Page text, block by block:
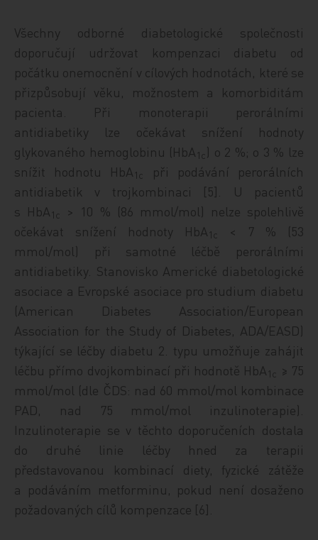
Všechny odborné diabetologické společnosti
doporučují udržovat kompenzaci diabetu od
počátku onemocnění v cílových hodnotách, které se
přizpůsobují věku, možnostem a komorbiditám
pacienta. Při monoterapii perorálními
antidiabetiky lze očekávat snížení hodnoty
glykovaného hemoglobinu (HbA 1c ) o 2 %; o 3 % lze
snížit hodnotu HbA 1c
při podávání perorálních
antidiabetik v trojkombinaci [5]. U pacientů
s HbA 1c
> 10 % (86 mmol/mol) nelze spolehlivě
očekávat snížení hodnoty HbA 1c
< 7 % (53
mmol/mol) při samotné léčbě perorálními
antidiabetiky. Stanovisko Americké diabetologické
asociace a Evropské asociace pro studium diabetu
(American Diabetes Association/European
Association for the Study of Diabetes, ADA/EASD)
týkající se léčby diabetu 2. typu umožňuje zahájit
léčbu přímo dvojkombinací při hodnotě HbA 1c
≥ 75
mmol/mol (dle ČDS: nad 60 mmol/mol kombinace
PAD, nad 75 mmol/mol inzulinoterapie).
Inzulinoterapie se v těchto doporučeních dostala
do druhé linie léčby hned za terapii
představovanou kombinací diety, fyzické zátěže
a podáváním metforminu, pokud není dosaženo
požadovaných cílů kompenzace [6].